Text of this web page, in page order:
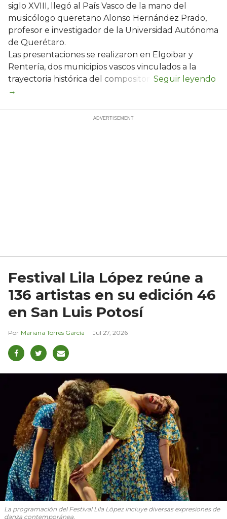
siglo XVIII, llegó al País Vasco de la mano del
musicólogo queretano Alonso Hernández Prado,
profesor e investigador de la Universidad Autónoma
de Querétaro.
Las presentaciones se realizaron en Elgoibar y
Rentería, dos municipios vascos vinculados a la
trayectoria histórica del compositor.
Festival Lila López reúne a
136 artistas en su edición 46
en San Luis Potosí
Mariana Torres García Jul 27, 2026
La programación del Festival Lila López incluye diversas expresiones de
danza contemporánea.